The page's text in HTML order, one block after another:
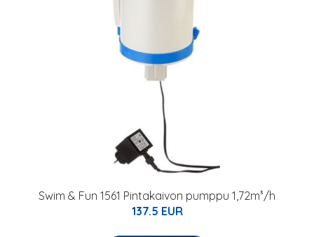
Swim & Fun 1561 Pintakaivon pumppu 1,72m³/h
137.5 EUR